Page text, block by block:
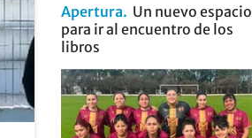
Apertura
Un nuevo espacio
para ir al encuentro de los
libros